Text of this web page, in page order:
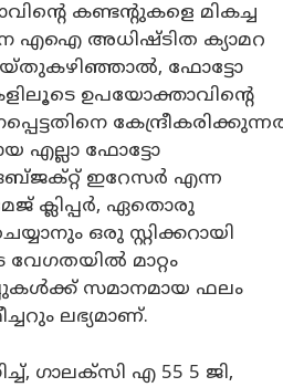
കണ്ടന്റുകളെ മികച്ച
എഐ അധിഷ്ടിത ക്യാമറ
ഫോട്ടോ
ഉപയോക്താവിന്റെ
എല്ലാ ഫോട്ടോ
ഇറേസർ എന്ന
ക്ലിപ്പർ, ഏതൊരു
ഒരു സ്റ്റിക്കറായി
മാറ്റം
സമാനമായ ഫലം
ലഭ്യമാണ്.
ഗാലക്‌സി എ 55 5 ജി,